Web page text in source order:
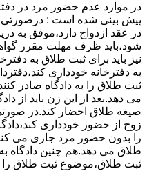
در موارد عدم حضور مرد در
پیش بینی شده است : درصورتی
در عقد ازدواج دارد،موفق به
شود،باید ظرف مهلت مقرر
نیز باید برای ثبت طلاق به
به دفترخانه خودداری
ثبت طلاق را به دادگاه صادر
می دهد.بعد از این زن باید از
صیغه طلاق احضار کند.در
زوج از حضور خودداری
را بدون حضور مرد جاری می
طلاق می دهد.هم چنین دادگاه
ثبت طلاق،موضوع ثبت طلاق را